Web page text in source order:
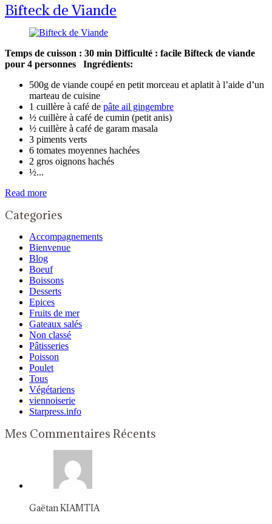
Bifteck de Viande
Temps de cuisson : 30 min Difficulté : facile Bifteck de viande
pour 4 personnes
Ingrédients:
500g de viande coupé en petit morceau et aplatit à l’aide d’un
marteau de cuisine
1 cuillère à café de pâte ail gingembre
½ cuillère à café de cumin (petit anis)
½ cuillère à café de garam masala
3 piments verts
6 tomates moyennes hachées
2 gros oignons hachés
½...
Read more
Categories
Accompagnements
Bienvenue
Blog
Boeuf
Boissons
Desserts
Epices
Fruits de mer
Gateaux salés
Non classé
Pâtisseries
Poisson
Poulet
Tous
Végétariens
viennoiserie
Starpress.info
Mes Commentaires Récents
Gaëtan KIAMTIA